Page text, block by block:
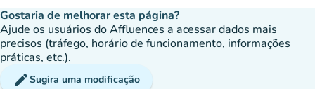
Gostaria de melhorar esta página?
Ajude os usuários do Affluences a acessar dados mais
precisos (tráfego, horário de funcionamento, informações
práticas, etc.).
editSugira uma modificação